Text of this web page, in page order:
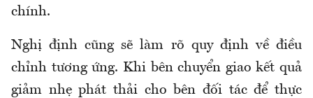
chính.
Nghị định cũng sẽ làm rõ quy định về điều
chỉnh tương ứng. Khi bên chuyển giao kết quả
giảm nhẹ phát thải cho bên đối tác để thực